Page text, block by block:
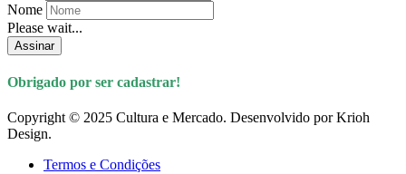
Nome
Please wait...
Assinar
Obrigado por ser cadastrar!
Copyright © 2025 Cultura e Mercado. Desenvolvido por Krioh
Design.
Termos e Condições